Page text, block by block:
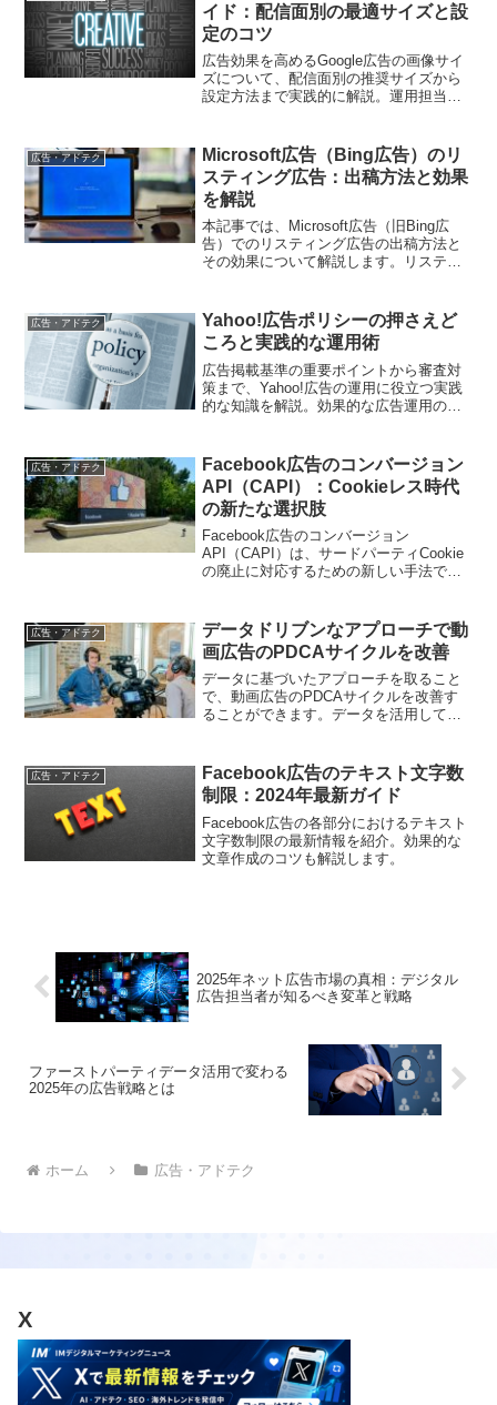
イド：配信面別の最適サイズと設
定のコツ
広告効果を高めるGoogle広告の画像サイ
ズについて、配信面別の推奨サイズから
設定方法まで実践的に解説。運用担当者
広告・アドテク
Microsoft広告（Bing広告）のリ
スティング広告：出稿方法と効果
を解説
本記事では、Microsoft広告（旧Bing広
告）でのリスティング広告の出稿方法と
その効果について解説します。リスティ
広告・アドテク
Yahoo!広告ポリシーの押さえど
ころと実践的な運用術
広告掲載基準の重要ポイントから審査対
策まで、Yahoo!広告の運用に役立つ実践
的な知識を解説。効果的な広告運用のた
広告・アドテク
Facebook広告のコンバージョン
API（CAPI）：Cookieレス時代
の新たな選択肢
Facebook広告のコンバージョン
API（CAPI）は、サードパーティCookie
の廃止に対応するための新しい手法で
広告・アドテク
データドリブンなアプローチで動
画広告のPDCAサイクルを改善
データに基づいたアプローチを取ること
で、動画広告のPDCAサイクルを改善す
ることができます。データを活用してタ
可能です。
広告・アドテク
Facebook広告のテキスト文字数
制限：2024年最新ガイド
Facebook広告の各部分におけるテキスト
文字数制限の最新情報を紹介。効果的な
文章作成のコツも解説します。
2025年ネット広告市場の真相：デジタル
広告担当者が知るべき変革と戦略
ファーストパーティデータ活用で変わる
2025年の広告戦略とは
ホーム 広告・アドテク
X